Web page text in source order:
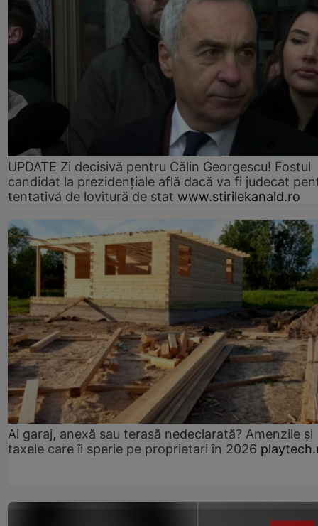
UPDATE Zi decisivă pentru Călin Georgescu! Fostul
candidat la prezidențiale află dacă va fi judecat
tentativă de lovitură de stat www.stirilekanald.ro
Ai garaj, anexă sau terasă nedeclarată? Amenzile și
taxele care îi sperie pe proprietari în 2026